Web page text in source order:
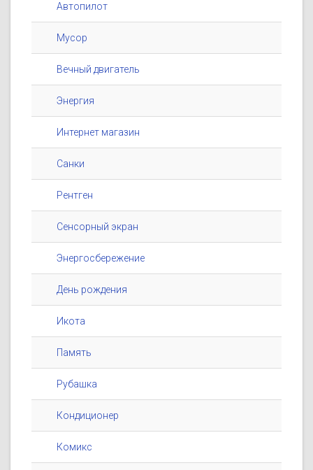
Автопилот
Мусор
Вечный двигатель
Энергия
Интернет магазин
Санки
Рентген
Сенсорный экран
Энергосбережение
День рождения
Икота
Память
Рубашка
Кондиционер
Комикс